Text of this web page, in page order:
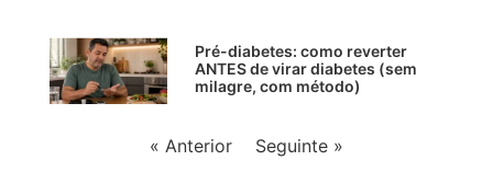
Pré-diabetes: como reverter
ANTES de virar diabetes (sem
milagre, com método)
« Anterior Seguinte »